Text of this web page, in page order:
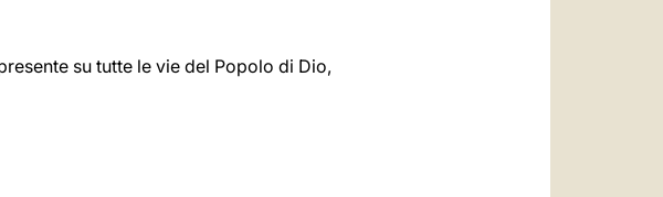
su tutte le vie del Popolo di Dio,